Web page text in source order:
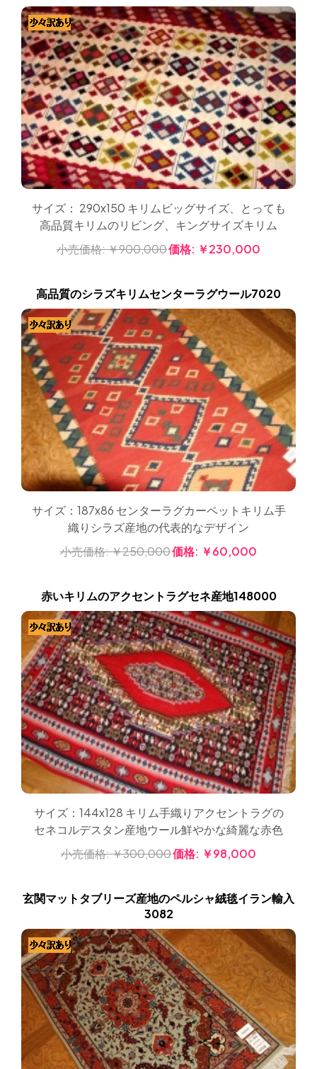
サイズ： 290x150 キリムビッグサイズ、とっても
高品質キリムのリビング、キングサイズキリム
小売価格:￥900,000価格: ￥230,000
高品質のシラズキリムセンターラグウール7020
サイズ：187x86 センターラグカーペットキリム手
織りシラズ産地の代表的なデザイン
小売価格:￥250,000価格: ￥60,000
赤いキリムのアクセントラグセネ産地148000
サイズ：144x128 キリム手織りアクセントラグの
セネコルデスタン産地ウール鮮やかな綺麗な赤色
小売価格:￥300,000価格: ￥98,000
玄関マットタブリーズ産地のペルシャ絨毯イラン輸入
3082